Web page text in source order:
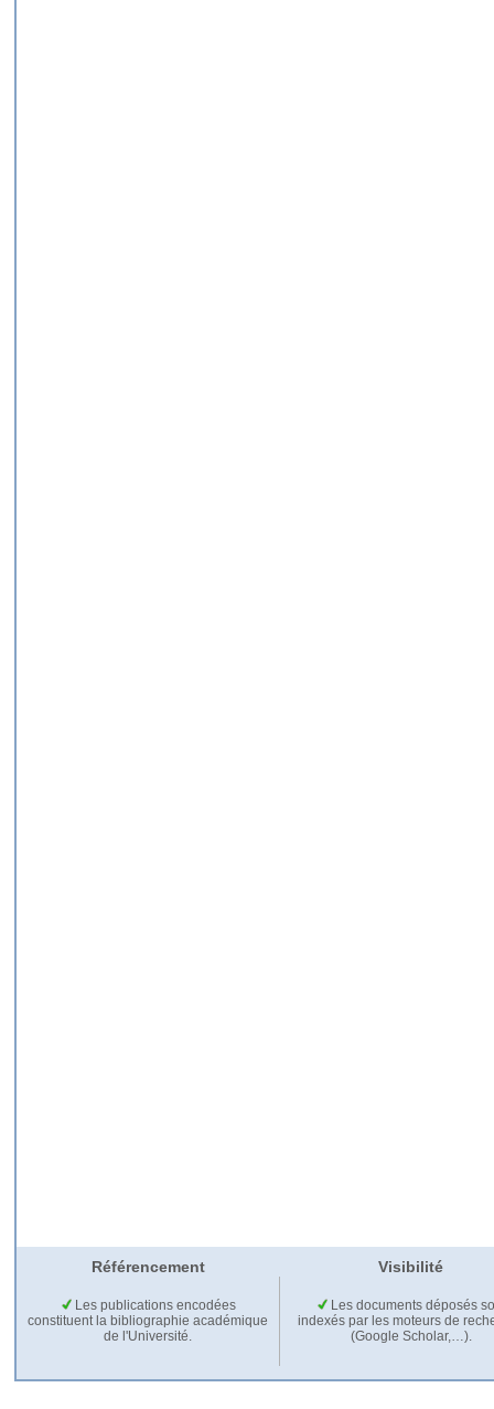
Référencement Visibilité
Les publications encodées
constituent la bibliographie académique
de l'Université.
Les documents déposés
indexés par les moteurs de
(Google Scholar,…).